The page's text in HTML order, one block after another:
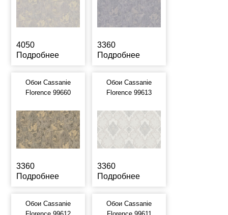
4050
Подробнее
3360
Подробнее
Обои Cassanie
Florence 99660
3360
Подробнее
Обои Cassanie
Florence 99613
3360
Подробнее
Обои Cassanie
Обои Cassanie